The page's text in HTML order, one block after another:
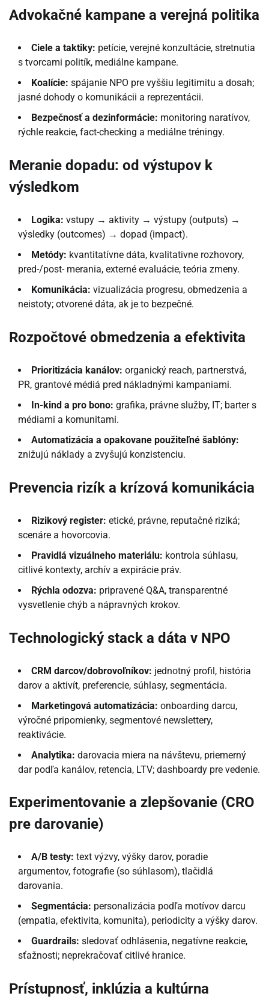
Advokačné kampane a verejná politika
Ciele a taktiky: petície, verejné konzultácie, stretnutia
s tvorcami politík, mediálne kampane.
Koalície: spájanie NPO pre vyššiu legitimitu a dosah;
jasné dohody o komunikácii a reprezentácii.
Bezpečnosť a dezinformácie: monitoring naratívov,
rýchle reakcie, fact-checking a mediálne tréningy.
Meranie dopadu: od výstupov k
výsledkom
Logika: vstupy → aktivity → výstupy (outputs) →
výsledky (outcomes) → dopad (impact).
Metódy: kvantitatívne dáta, kvalitativne rozhovory,
pred-/post- merania, externé evaluácie, teória zmeny.
Komunikácia: vizualizácia progresu, obmedzenia a
neistoty; otvorené dáta, ak je to bezpečné.
Rozpočtové obmedzenia a efektivita
Prioritizácia kanálov: organický reach, partnerstvá,
PR, grantové médiá pred nákladnými kampaniami.
In-kind a pro bono: grafika, právne služby, IT; barter s
médiami a komunitami.
Automatizácia a opakovane použiteľné šablóny:
znižujú náklady a zvyšujú konzistenciu.
Prevencia rizík a krízová komunikácia
Rizikový register: etické, právne, reputačné riziká;
scenáre a hovorcovia.
Pravidlá vizuálneho materiálu: kontrola súhlasu,
citlivé kontexty, archív a expirácie práv.
Rýchla odozva: pripravené Q&A, transparentné
vysvetlenie chýb a nápravných krokov.
Technologický stack a dáta v NPO
CRM darcov/dobrovoľníkov: jednotný profil, história
darov a aktivít, preferencie, súhlasy, segmentácia.
Marketingová automatizácia: onboarding darcu,
výročné pripomienky, segmentové newslettery,
reaktivácie.
Analytika: darovacia miera na návštevu, priemerný
dar podľa kanálov, retencia, LTV; dashboardy pre vedenie.
Experimentovanie a zlepšovanie (CRO
pre darovanie)
A/B testy: text výzvy, výšky darov, poradie
argumentov, fotografie (so súhlasom), tlačidlá
darovania.
Segmentácia: personalizácia podľa motívov darcu
(empatia, efektivita, komunita), periodicity a výšky darov.
Guardrails: sledovať odhlásenia, negatívne reakcie,
sťažnosti; neprekračovať citlivé hranice.
Prístupnosť, inklúzia a kultúrna